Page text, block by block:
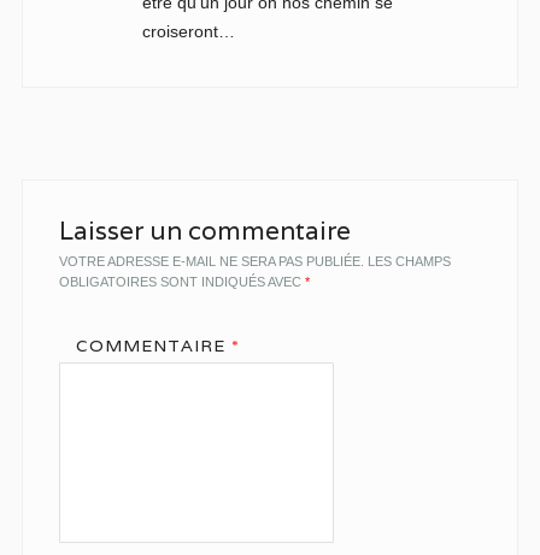
croiseront…
Laisser un commentaire
VOTRE ADRESSE E-MAIL NE SERA PAS PUBLIÉE. LES CHAMPS
OBLIGATOIRES SONT INDIQUÉS AVEC *
COMMENTAIRE *